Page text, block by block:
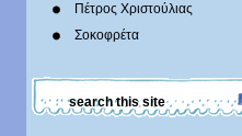
Πέτρος Χριστούλιας
Σοκοφρέτα